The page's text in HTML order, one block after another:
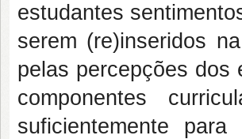
estudantes
serem (re)inseridos
pelas percepções dos
componentes
suficientemente